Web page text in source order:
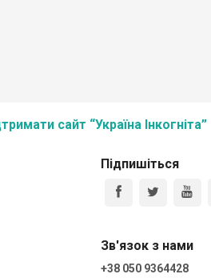
сайт “Україна Інкогніта”
Підпишіться
Зв'язок з нами
+38 050 9364428